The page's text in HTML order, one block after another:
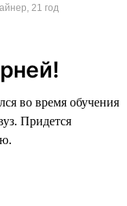
21 год
во время обучения
Придется